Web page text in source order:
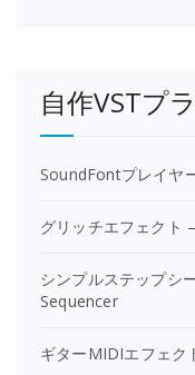
自作VSTプ
SoundFontプレイヤ
グリッチエフェクト
シンプルステップシ
Sequencer
ギターMIDIエフェ